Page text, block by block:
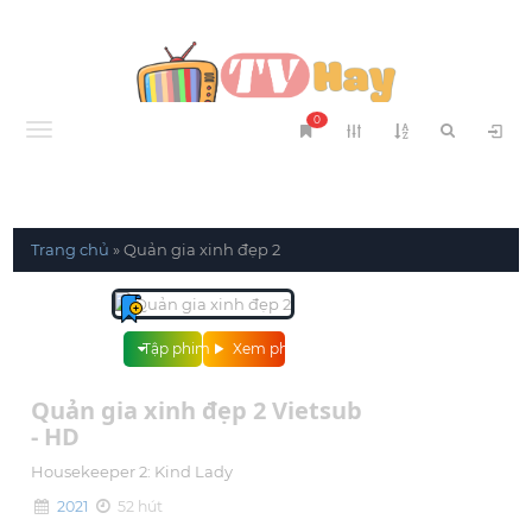
Menu
0
Trang chủ »Quản gia xinh đẹp 2
Xem phim
Tập phim
Quản gia xinh đẹp 2 Vietsub
- HD
Housekeeper 2: Kind Lady
2021
52 hút